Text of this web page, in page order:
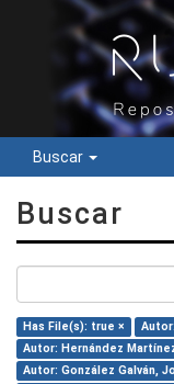
Buscar
Buscar
Has File(s): true ×
Autor: Hernández
Autor: González Galván,